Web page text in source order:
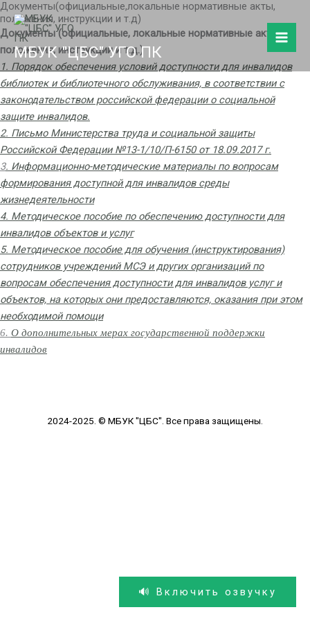
Перейти
к
содержимому
МБУК "ЦБС" УГО ПК
Документы(официальные,локальные нормативные акты,
положения, инструкции и т.д)
Документы (официальные, локальные нормативные акты,
положения, инструкции и т.д.)
1. Порядок обеспечения условий доступности для инвалидов
библиотек и библиотечного обслуживания, в соответствии с
законодательством российской федерации о социальной
защите инвалидов.
2. Письмо Министерства труда и социальной защиты
Российской Федерации №13-1/10/П-6150 от 18.09.2017 г.
3. Информационно-методические материалы по вопросам
формирования доступной для инвалидов среды
жизнедеятельности
4. Методическое пособие по обеспечению доступности для
инвалидов объектов и услуг
5. Методическое пособие для обучения (инструктирования)
сотрудников учреждений МСЭ и других организаций по
вопросам обеспечения доступности для инвалидов услуг и
объектов, на которых они предоставляются, оказания при этом
необходимой помощи
6. О дополнительных мерах государственной поддержки
инвалидов
2024-2025. © МБУК "ЦБС". Все права защищены.
🔊 Включить озвучку